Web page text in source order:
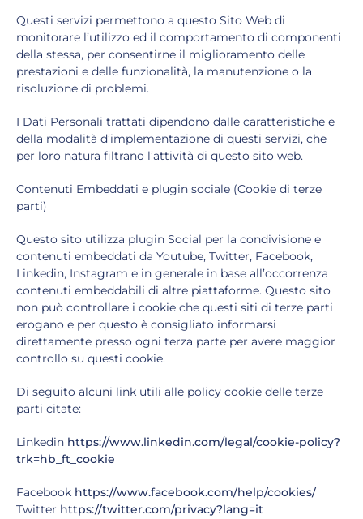
Questi servizi permettono a questo Sito Web di
monitorare l’utilizzo ed il comportamento di componenti
della stessa, per consentirne il miglioramento delle
prestazioni e delle funzionalità, la manutenzione o la
risoluzione di problemi.
I Dati Personali trattati dipendono dalle caratteristiche e
della modalità d’implementazione di questi servizi, che
per loro natura filtrano l’attività di questo sito web.
Contenuti Embeddati e plugin sociale (Cookie di terze
parti)
Questo sito utilizza plugin Social per la condivisione e
contenuti embeddati da Youtube, Twitter, Facebook,
Linkedin, Instagram e in generale in base all’occorrenza
contenuti embeddabili di altre piattaforme. Questo sito
non può controllare i cookie che questi siti di terze parti
erogano e per questo è consigliato informarsi
direttamente presso ogni terza parte per avere maggior
controllo su questi cookie.
Di seguito alcuni link utili alle policy cookie delle terze
parti citate:
Linkedin https://www.linkedin.com/legal/cookie-policy?
trk=hb_ft_cookie
Facebook https://www.facebook.com/help/cookies/
Twitter https://twitter.com/privacy?lang=it